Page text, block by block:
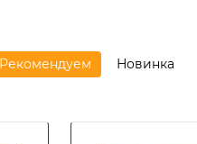
Рекомендуем Новинка